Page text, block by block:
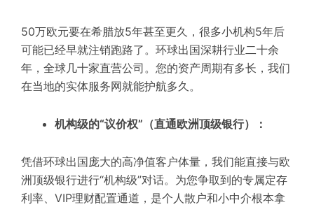
50万欧元要在希腊放5年甚至更久 ，很多小机构5年后
可能已经早就注销跑路了 。环球出国深耕行业二十余
年，全球几十家直营公司 。您的资产周期有多长，我们
在当地的实体服务网就能护航多久。
机构级的“议价权”（直通欧洲顶级银行）：
凭借环球出国庞大的高净值客户体量，我们能直接与欧
洲顶级银行进行“机构级”对话。为您争取到的专属定存
利率、VIP理财配置通道，是个人散户和小中介根本拿